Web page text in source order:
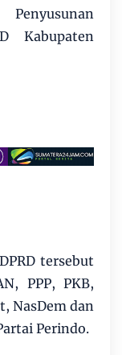
Kabupaten
tersebut
PPP, PKB,
NasDem dan
Perindo.